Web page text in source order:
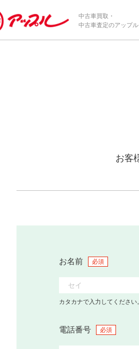
中古車買取・
中古車査定のアップル
お客
お名前 必須
カタカナで入力してください。
電話番号 必須